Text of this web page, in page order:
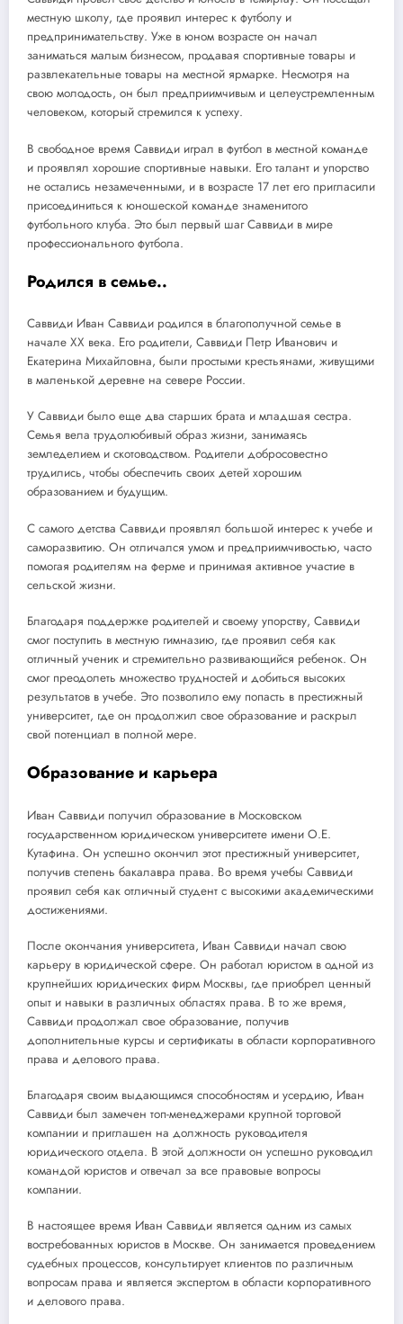
местную школу, где проявил интерес к футболу и
предпринимательству. Уже в юном возрасте он начал
заниматься малым бизнесом, продавая спортивные товары и
развлекательные товары на местной ярмарке. Несмотря на
свою молодость, он был предприимчивым и целеустремленным
человеком, который стремился к успеху.
В свободное время Саввиди играл в футбол в местной команде
и проявлял хорошие спортивные навыки. Его талант и упорство
не остались незамеченными, и в возрасте 17 лет его пригласили
присоединиться к юношеской команде знаменитого
футбольного клуба. Это был первый шаг Саввиди в мире
профессионального футбола.
Родился в семье..
Саввиди Иван Саввиди родился в благополучной семье в
начале XX века. Его родители, Саввиди Петр Иванович и
Екатерина Михайловна, были простыми крестьянами, живущими
в маленькой деревне на севере России.
У Саввиди было еще два старших брата и младшая сестра.
Семья вела трудолюбивый образ жизни, занимаясь
земледелием и скотоводством. Родители добросовестно
трудились, чтобы обеспечить своих детей хорошим
образованием и будущим.
С самого детства Саввиди проявлял большой интерес к учебе и
саморазвитию. Он отличался умом и предприимчивостью, часто
помогая родителям на ферме и принимая активное участие в
сельской жизни.
Благодаря поддержке родителей и своему упорству, Саввиди
смог поступить в местную гимназию, где проявил себя как
отличный ученик и стремительно развивающийся ребенок. Он
смог преодолеть множество трудностей и добиться высоких
результатов в учебе. Это позволило ему попасть в престижный
университет, где он продолжил свое образование и раскрыл
свой потенциал в полной мере.
Образование и карьера
Иван Саввиди получил образование в Московском
государственном юридическом университете имени О.Е.
Кутафина. Он успешно окончил этот престижный университет,
получив степень бакалавра права. Во время учебы Саввиди
проявил себя как отличный студент с высокими академическими
достижениями.
После окончания университета, Иван Саввиди начал свою
карьеру в юридической сфере. Он работал юристом в одной из
крупнейших юридических фирм Москвы, где приобрел ценный
опыт и навыки в различных областях права. В то же время,
Саввиди продолжал свое образование, получив
дополнительные курсы и сертификаты в области корпоративного
права и делового права.
Благодаря своим выдающимся способностям и усердию, Иван
Саввиди был замечен топ-менеджерами крупной торговой
компании и приглашен на должность руководителя
юридического отдела. В этой должности он успешно руководил
командой юристов и отвечал за все правовые вопросы
компании.
В настоящее время Иван Саввиди является одним из самых
востребованных юристов в Москве. Он занимается проведением
судебных процессов, консультирует клиентов по различным
вопросам права и является экспертом в области корпоративного
и делового права.